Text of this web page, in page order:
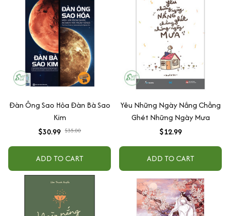
Đàn Ông Sao Hỏa Đàn Bà Sao
Kim
$30.99 $35.00
ADD TO CART
Yêu Những Ngày Nắng Chẳng
Ghét Những Ngày Mưa
$12.99
ADD TO CART